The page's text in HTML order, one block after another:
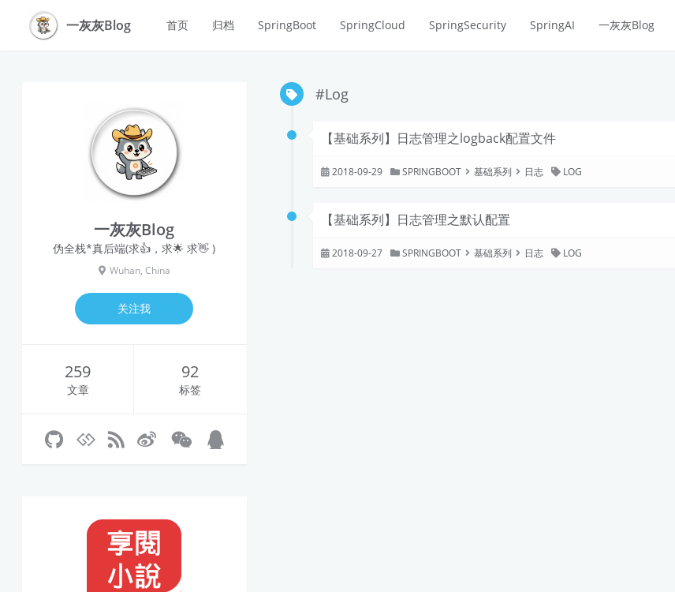
一灰灰Blog 首页 归档 SpringBoot SpringCloud SpringSecurity SpringAI 一灰灰Blog
一灰灰Blog
伪全栈*真后端(求👍，求🌟 求👋 )
Wuhan, China
关注我
259
文章
92
标签
#Log
【基础系列】日志管理之logback配置文件
2018-09-29 SPRINGBOOT 基础系列 日志 LOG
【基础系列】日志管理之默认配置
2018-09-27 SPRINGBOOT 基础系列 日志 LOG